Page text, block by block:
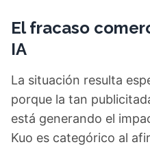
El fracaso
IA
La situación resulta
porque la tan
está generando el
Kuo es categórico al